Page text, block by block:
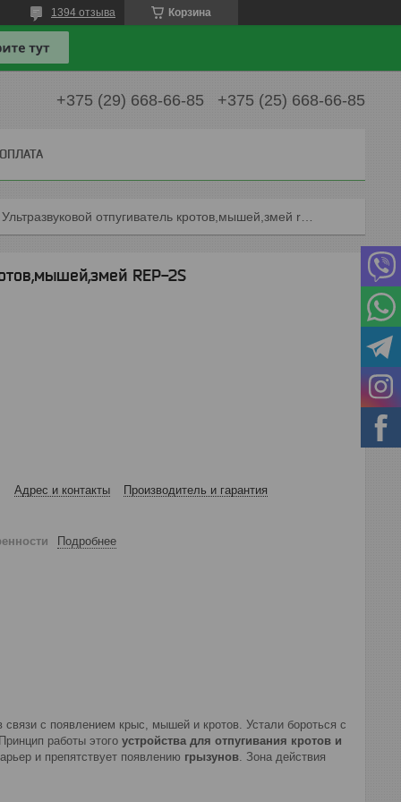
Корзина
1394 отзыва
+375 (29) 668-66-85 +375 (25) 668-66-85
Ультразвуковой отпугиватель кротов,мышей,змей rep-2s
REP-2S
Адрес и контакты Производитель и гарантия
Подробнее
с появлением крыс, мышей и кротов. Устали бороться с
работы этого устройства для отпугивания кротов и
и препятствует появлению грызунов. Зона действия